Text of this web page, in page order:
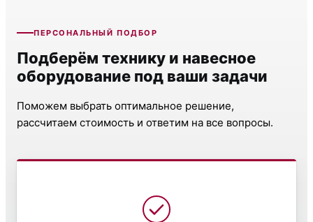
ПЕРСОНАЛЬНЫЙ ПОДБОР
Подберём технику и навесное
оборудование под ваши задачи
Поможем выбрать оптимальное решение,
рассчитаем стоимость и ответим на все вопросы.